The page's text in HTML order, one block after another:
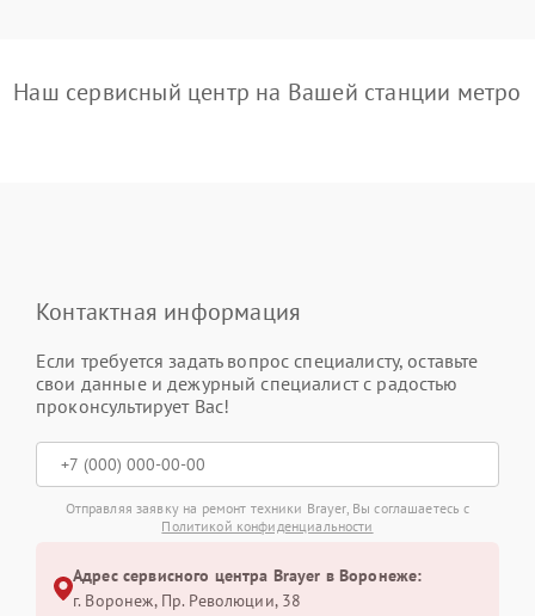
Наш сервисный центр на Вашей станции метро
Контактная информация
Если требуется задать вопрос специалисту, оставьте
свои данные и дежурный специалист с радостью
проконсультирует Вас!
Отправляя заявку на ремонт техники Brayer, Вы соглашаетесь с
Политикой конфиденциальности
Адрес сервисного центра Brayer в Воронеже:
г. Воронеж, Пр. Революции, 38